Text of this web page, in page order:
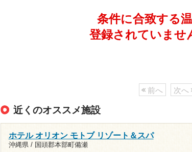
条件に合致する
登録されていませ
前へ 次へ
近くのオススメ施設
ホテル オリオン モトブ リゾート＆スパ
沖縄県 / 国頭郡本部町備瀬